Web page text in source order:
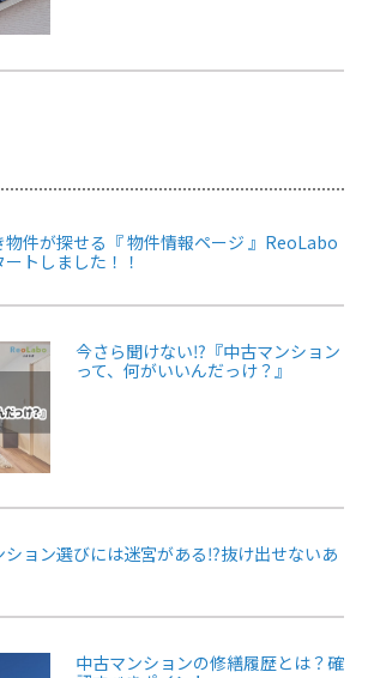
物件が探せる『 物件情報ページ 』ReoLabo
トしました！！
今さら聞けない⁉『中古マンション
って、何がいいんだっけ？』
ョン選びには迷宮がある⁉抜け出せないあ
中古マンションの修繕履歴とは？確